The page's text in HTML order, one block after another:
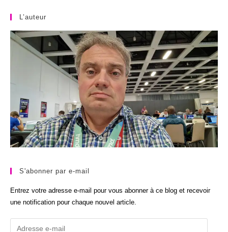
L’auteur
S'abonner par e-mail
Entrez votre adresse e-mail pour vous abonner à ce blog et recevoir
une notification pour chaque nouvel article.
Adresse